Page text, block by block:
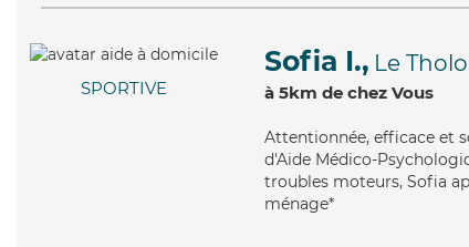
SPORTIVE
Sofia I., Le
à 5km de chez Vous
Attentionnée, efficace et
d'Aide Médico-
troubles moteurs, Sofia
ménage*